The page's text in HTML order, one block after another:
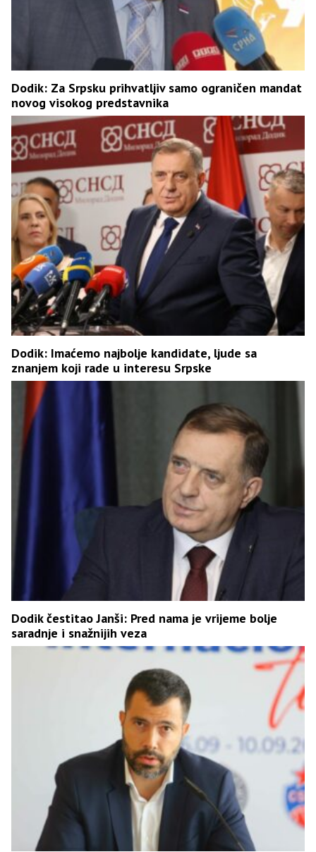
Dodik: Za Srpsku prihvatljiv samo ograničen mandat
novog visokog predstavnika
Dodik: Imaćemo najbolje kandidate, ljude sa
znanjem koji rade u interesu Srpske
Dodik čestitao Janši: Pred nama je vrijeme bolje
saradnje i snažnijih veza